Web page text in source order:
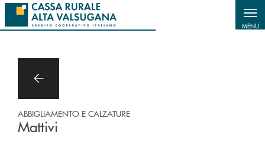
Salta al contenuto principale
MENU
ABBIGLIAMENTO E CALZATURE
Mattivi